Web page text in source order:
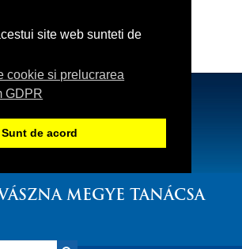
site web sunteti de
cookie si prelucrarea
GDPR
Sunt de acord
MEGYE TANÁCSA